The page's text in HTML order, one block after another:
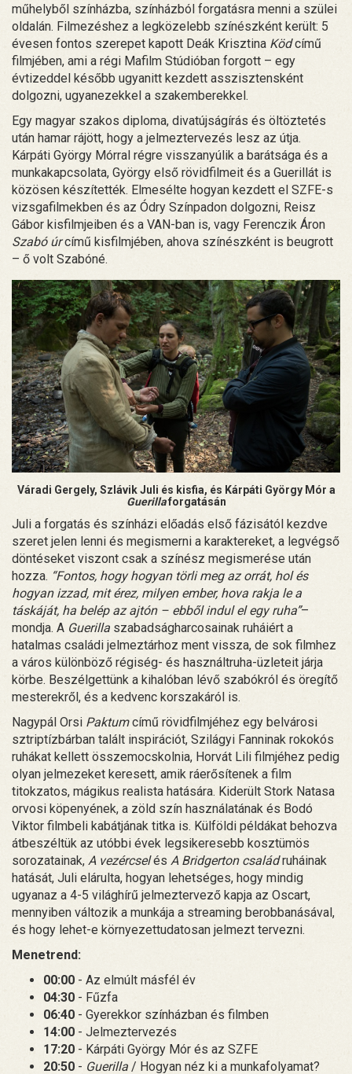
műhelyből színházba, színházból forgatásra menni a szülei
oldalán. Filmezéshez a legközelebb színészként került: 5
évesen fontos szerepet kapott Deák Krisztina Ködcímű
filmjében, ami a régi Mafilm Stúdióban forgott – egy
évtizeddel később ugyanitt kezdett asszisztensként
dolgozni, ugyanezekkel a szakemberekkel.
Egy magyar szakos diploma, divatújságírás és öltöztetés
után hamar rájött, hogy a jelmeztervezés lesz az útja.
Kárpáti György Mórral régre visszanyúlik a barátsága és a
munkakapcsolata, György első rövidfilmeit és a Guerillát is
közösen készítették. Elmesélte hogyan kezdett el SZFE-s
vizsgafilmekben és az Ódry Színpadon dolgozni, Reisz
Gábor kisfilmjeiben és a VAN-ban is, vagy Ferenczik Áron
Szabó úrcímű kisfilmjében, ahova színészként is beugrott
– ő volt Szabóné.
Váradi Gergely, Szlávik Juli és kisfia, és Kárpáti György Mór a
Guerillaforgatásán
Juli a forgatás és színházi előadás első fázisától kezdve
szeret jelen lenni és megismerni a karaktereket, a legvégső
döntéseket viszont csak a színész megismerése után
hozza. “Fontos, hogy hogyan törli meg az orrát, hol és
hogyan izzad, mit érez, milyen ember, hova rakja le a
táskáját, ha belép az ajtón – ebből indul el egy ruha”–
mondja. A Guerilla szabadságharcosainak ruháiért a
hatalmas családi jelmeztárhoz ment vissza, de sok filmhez
a város különböző régiség- és használtruha-üzleteit járja
körbe. Beszélgettünk a kihalóban lévő szabókról és öregítő
mesterekről, és a kedvenc korszakáról is.
Nagypál Orsi Paktumcímű rövidfilmjéhez egy belvárosi
sztriptízbárban talált inspirációt, Szilágyi Fanninak rokokós
ruhákat kellett összemocskolnia, Horvát Lili filmjéhez pedig
olyan jelmezeket keresett, amik ráerősítenek a film
titokzatos, mágikus realista hatására. Kiderült Stork Natasa
orvosi köpenyének, a zöld szín használatának és Bodó
Viktor filmbeli kabátjának titka is. Külföldi példákat behozva
átbeszéltük az utóbbi évek legsikeresebb kosztümös
sorozatainak, A vezércselés A Bridgerton családruháinak
hatását, Juli elárulta, hogyan lehetséges, hogy mindig
ugyanaz a 4-5 világhírű jelmeztervező kapja az Oscart,
mennyiben változik a munkája a streaming berobbanásával,
és hogy lehet-e környezettudatosan jelmezt tervezni.
Menetrend:
00:00 - Az elmúlt másfél év
04:30 - Fűzfa
06:40 - Gyerekkor színházban és filmben
14:00 - Jelmeztervezés
17:20 - Kárpáti György Mór és az SZFE
20:50 - Guerilla / Hogyan néz ki a munkafolyamat?